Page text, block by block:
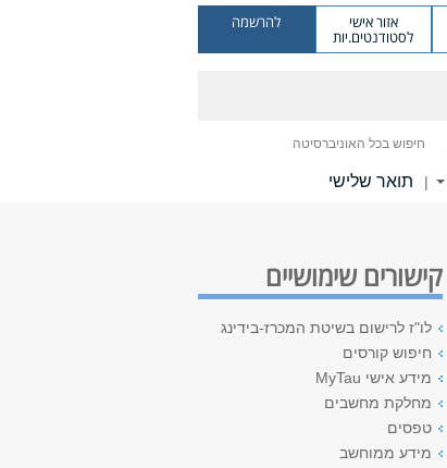
אזור אישי
לסטודנטים.יות
להרשמה
חיפוש בכל האוניברסיטה
| תואר שלישי
קישורים שימושיים
לו"ז לרישום בשיטת המכרז-בידינג
חיפוש קורסים
מידע אישי MyTau
מחלקת מחשבים
טפסים
מידע ממוחשב